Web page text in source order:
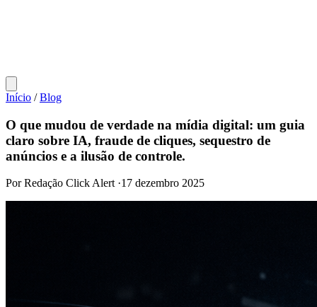
Início / Blog
O que mudou de verdade na mídia digital: um guia
claro sobre IA, fraude de cliques, sequestro de
anúncios e a ilusão de controle.
Por Redação Click Alert ·17 dezembro 2025